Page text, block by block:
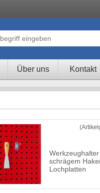
Über uns Kontakt
schrägem
Lochplatten